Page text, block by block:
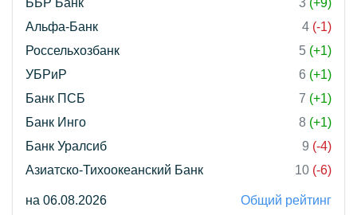
ББР Банк
3 (+9)
Альфа-Банк
4 (-1)
Россельхозбанк
5 (+1)
УБРиР
6 (+1)
Банк ПСБ
7 (+1)
Банк Инго
8 (+1)
Банк Уралсиб
9 (-4)
Азиатско-Тихоокеанский Банк
10 (-6)
на 06.08.2026 Общий рейтинг